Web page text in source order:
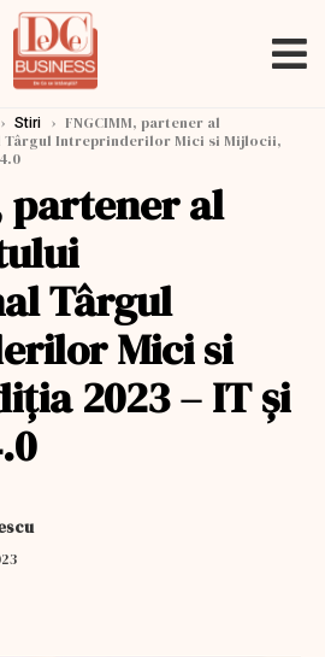
› Stiri › FNGCIMM, partener al
Târgul Intreprinderilor Mici si Mijlocii,
partener al
Târgul
Mici si
2023 – IT și